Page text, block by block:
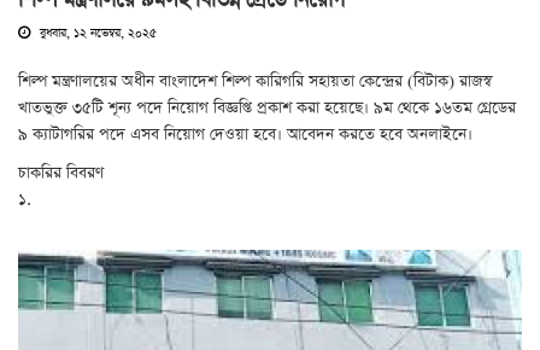
বুধবার, ১২ নভেম্বর, ২০২৫
শিল্প মন্ত্রণালয়ের অধীন বাংলাদেশ শিল্প কারিগরি সহায়তা কেন্দ্রের (বিটাক) রাজস্ব
খাতভুক্ত ৩৫টি শূন্য পদে নিয়োগ বিজ্ঞপ্তি প্রকাশ করা হয়েছে। ৯ম থেকে ১৬তম গ্রেডের
৯ ক্যাটাগরির পদে এসব নিয়োগ দেওয়া হবে। আবেদন করতে হবে অনলাইনে।
চাকরির বিবরণ
১.